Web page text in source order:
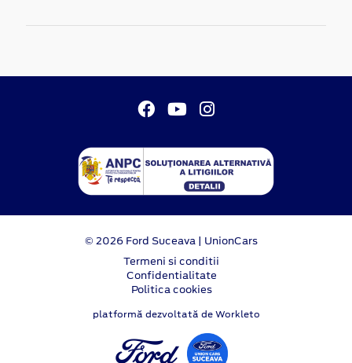
© 2026 Ford Suceava | UnionCars
Termeni si conditii
Confidentialitate
Politica cookies
platformă dezvoltată de Workleto